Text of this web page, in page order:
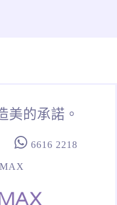
美的承諾。
6616 2218